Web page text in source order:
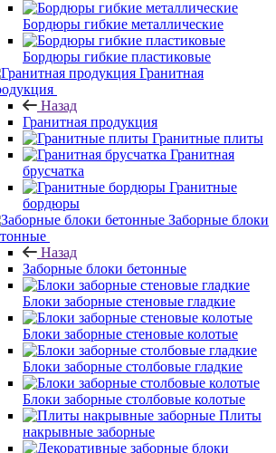
Бордюры гибкие металлические
Бордюры гибкие пластиковые
Гранитная
Назад
Гранитная продукция
Гранитные плиты
Гранитная
брусчатка
Гранитные
бордюры
Заборные блоки
Назад
Заборные блоки бетонные
Блоки заборные стеновые гладкие
Блоки заборные стеновые колотые
Блоки заборные столбовые гладкие
Блоки заборные столбовые колотые
Плиты
накрывные заборные